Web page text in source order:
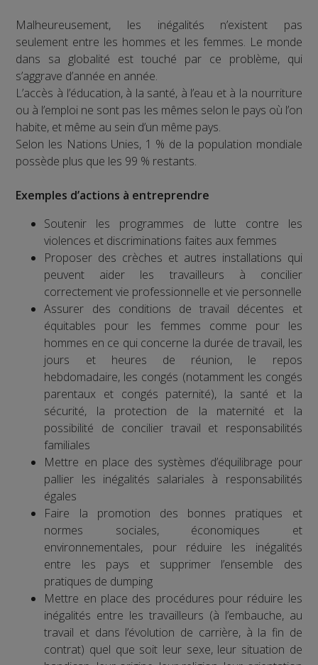
Malheureusement, les inégalités n’existent pas
seulement entre les hommes et les femmes. Le monde
dans sa globalité est touché par ce problème, qui
s’aggrave d’année en année.
L’accès à l’éducation, à la santé, à l’eau et à la nourriture
ou à l’emploi ne sont pas les mêmes selon le pays où l’on
habite, et même au sein d’un même pays.
Selon les Nations Unies, 1 % de la population mondiale
possède plus que les 99 % restants.
Exemples d’actions à entreprendre
Soutenir les programmes de lutte contre les
violences et discriminations faites aux femmes
Proposer des crèches et autres installations qui
peuvent aider les travailleurs à concilier
correctement vie professionnelle et vie personnelle
Assurer des conditions de travail décentes et
équitables pour les femmes comme pour les
hommes en ce qui concerne la durée de travail, les
jours et heures de réunion, le repos
hebdomadaire, les congés (notamment les congés
parentaux et congés paternité), la santé et la
sécurité, la protection de la maternité et la
possibilité de concilier travail et responsabilités
familiales
Mettre en place des systèmes d’équilibrage pour
pallier les inégalités salariales à responsabilités
égales
Faire la promotion des bonnes pratiques et
normes sociales, économiques et
environnementales, pour réduire les inégalités
entre les pays et supprimer l’ensemble des
pratiques de dumping
Mettre en place des procédures pour réduire les
inégalités entre les travailleurs (à l’embauche, au
travail et dans l’évolution de carrière, à la fin de
contrat) quel que soit leur sexe, leur situation de